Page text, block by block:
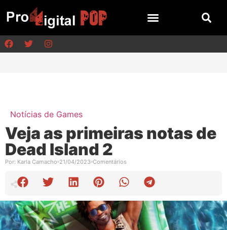
Notícias de Games
Veja as primeiras notas de
Dead Island 2
Por: Karla Camacho 21/04/2023 Comentários